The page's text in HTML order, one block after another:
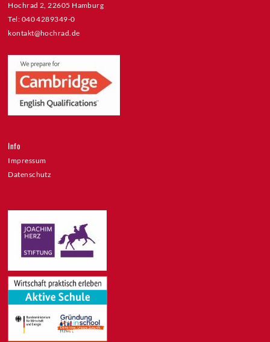
Hochrad 2, 22605 Hamburg
Tel: 040 4289349-0
kontakt@hochrad.de
Info
Impressum
Datenschutz